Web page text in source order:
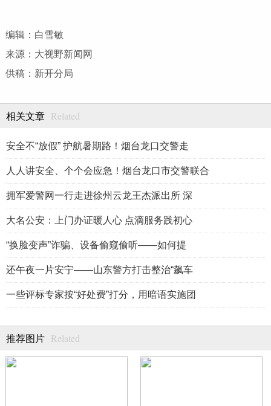
编辑：白雪敏
来源：大视野新闻网
供稿：新开分局
相关文章 Related
安全不“放假” 护航暑期路！烟台龙口交警走
人人讲安全、个个会应急！烟台龙口市交警联合
拥军爱警网一行走进徐州云龙王杰派出所 深
大名公安：上门办证暖人心 点滴服务践初心
“换脸变声”诈骗、设备偷窥偷听——如何提
还午夜一片安宁——山东警方打击整治“飙车
一些评标专家按“好处费”打分，用暗语实施团
推荐图片 Related